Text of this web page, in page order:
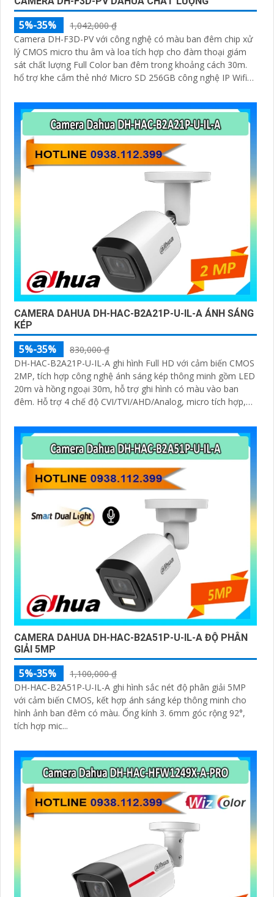
5%-35%
1,042,000 ₫
Camera DH-F3D-PV với công nghệ có màu ban đêm chip xử
lý CMOS micro thu âm và loa tích hợp cho đàm thoại giám
sát chất lượng Full Color ban đêm trong khoảng cách 30m.
hổ trợ khe cắm thẻ nhớ Micro SD 256GB công nghệ IP Wifi
CAMERA DAHUA DH-HAC-B2A21P-U-IL-A ÁNH SÁNG
KÉP
5%-35%
830,000 ₫
DH-HAC-B2A21P-U-IL-A ghi hình Full HD với cảm biến CMOS
2MP, tích hợp công nghệ ánh sáng kép thông minh gồm LED
20m và hồng ngoại 30m, hỗ trợ ghi hình có màu vào ban
đêm. Hỗ trợ 4 chế độ CVI/TVI/AHD/Analog, micro tích hợp,
CAMERA DAHUA DH-HAC-B2A51P-U-IL-A ĐỘ PHÂN
GIẢI 5MP
5%-35%
1,100,000 ₫
DH-HAC-B2A51P-U-IL-A ghi hình sắc nét độ phân giải 5MP
với cảm biến CMOS, kết hợp ánh sáng kép thông minh cho
hình ảnh ban đêm có màu. Ống kính 3. 6mm góc rộng 92°,
tích hợp mic...